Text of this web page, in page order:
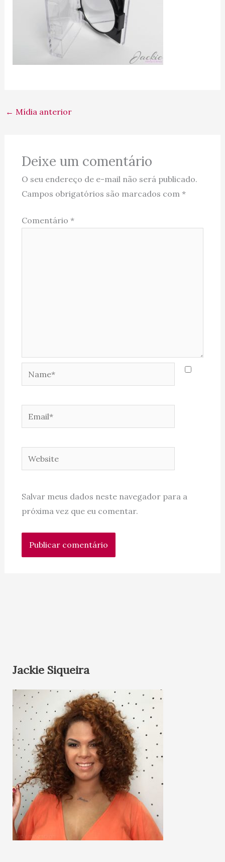
← Mídia anterior
Deixe um comentário
O seu endereço de e-mail não será publicado.
Campos obrigatórios são marcados com *
Comentário *
Name*
Email*
Website
Salvar meus dados neste navegador para a
próxima vez que eu comentar.
Jackie Siqueira